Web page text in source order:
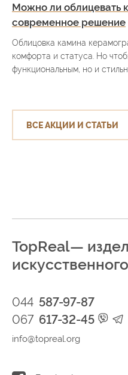
Можно ли облицевать
современное решение
Облицовка камина
комфорта и статуса. Но
функциональным, но и
ВСЕ АКЦИИ И СТАТЬИ
TopReal—
044 587-97-87
067 617-32-45
info@topreal.org